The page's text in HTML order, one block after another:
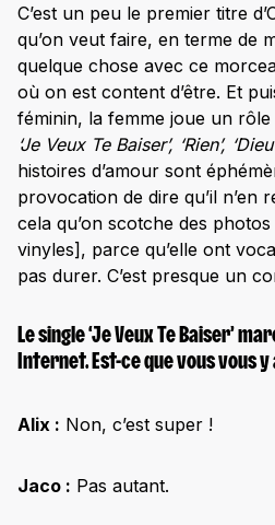
C’est un peu le premier titre
qu’on veut faire, en terme de
quelque chose avec ce
où on est content d’être. Et
féminin, la femme joue un
‘Je Veux Te Baiser’, ‘Rien’,
histoires d’amour sont
provocation de dire qu’il n’en
cela qu’on scotche des
vinyles], parce qu’elle ont
pas durer. C’est presque un
Le single ‘Je Veux Te Baiser’
Internet. Est-ce que vous vous
Alix : Non, c’est super !
Jaco : Pas autant.